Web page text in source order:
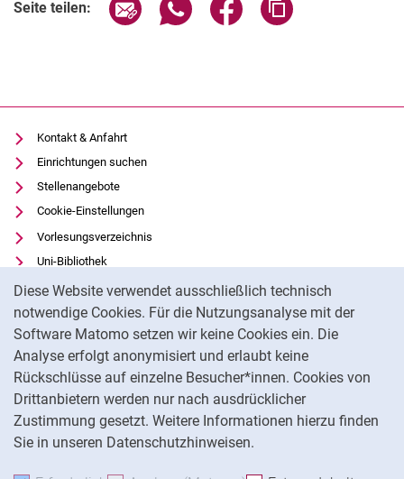
Diese Website verwendet ausschließlich technisch
notwendige Cookies. Für die Nutzungsanalyse mit der
Software Matomo setzen wir keine Cookies ein. Die
Analyse erfolgt anonymisiert und erlaubt keine
Rückschlüsse auf einzelne Besucher*innen. Cookies von
Drittanbietern werden nur nach ausdrücklicher
Zustimmung gesetzt. Weitere Informationen hierzu finden
Sie in unseren Datenschutzhinweisen.
Seite teilen:
Kontakt & Anfahrt
Einrichtungen suchen
Stellenangebote
Cookie-Einstellungen
Vorlesungsverzeichnis
Uni-Bibliothek
Moodle
Panopto
Datenschutz
Barrierefreiheit
Transparenter KI-Einsatz